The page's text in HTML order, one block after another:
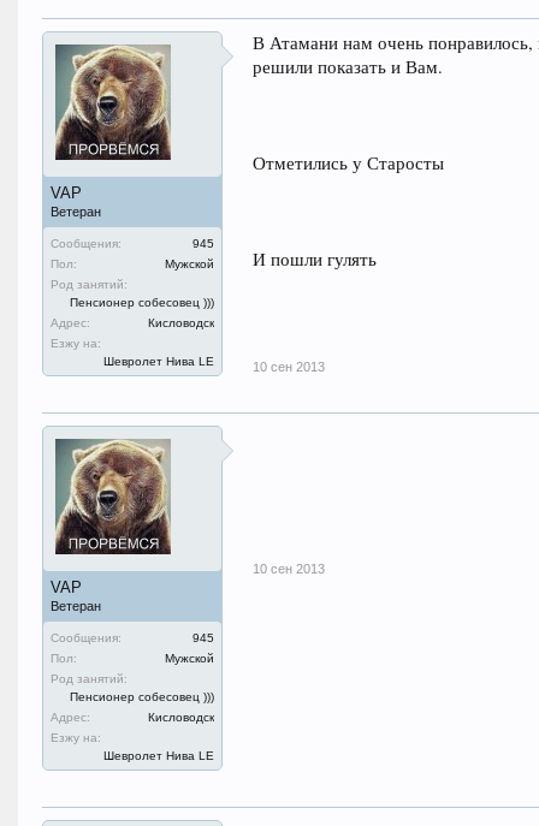
VAP
Ветеран
Сообщения:
945
Пол:
Мужской
Род занятий:
Пенсионер собесовец )))
Адрес:
Кисловодск
Езжу на:
Шевролет Нива LE
В Атамани нам очень понравилось,
решили показать и Вам.
Отметились у Старосты
И пошли гулять
10 сен 2013
VAP
Ветеран
Сообщения:
945
Пол:
Мужской
Род занятий:
Пенсионер собесовец )))
Адрес:
Кисловодск
Езжу на:
Шевролет Нива LE
10 сен 2013